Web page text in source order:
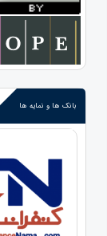
بانک ها و نمایه ها